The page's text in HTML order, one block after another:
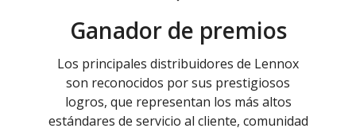
Ganador de premios
Los principales distribuidores de Lennox
son reconocidos por sus prestigiosos
logros, que representan los más altos
estándares de servicio al cliente, comunidad